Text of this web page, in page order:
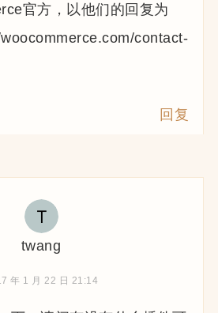
官方，以他们的回复为
contact-
回复
twang
年 1 月 22 日 21:14